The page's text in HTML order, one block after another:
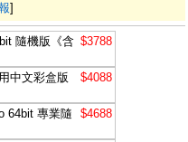
]
隨機版《含 $3788
中文彩盒版
$4088
64bit 專業隨
$4688